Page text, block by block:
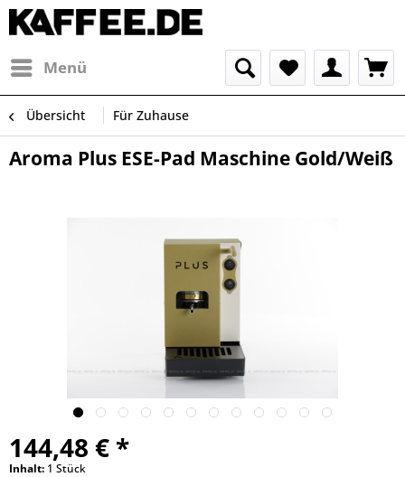
Menü
Übersicht Für Zuhause
Aroma Plus ESE-Pad Maschine Gold/Weiß
144,48 € *
Inhalt: 1 Stück